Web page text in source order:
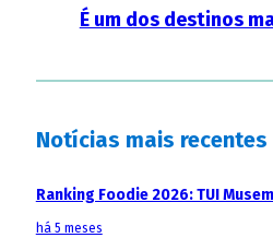
É um dos destinos
Notícias mais recentes
Ranking Foodie 2026: TUI
há 5 meses